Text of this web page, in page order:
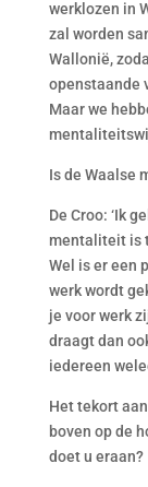
werklozen in
zal worden
Wallonië,
openstaande
Maar we
Is de Waalse
De Croo: ‘Ik
mentaliteit is
Wel is er een
werk wordt
je voor werk
draagt dan
iedereen
Het tekort
boven op de
doet u eraan?